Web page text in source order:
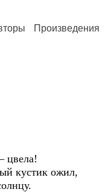
Произведения
цвела!
кустик ожил,